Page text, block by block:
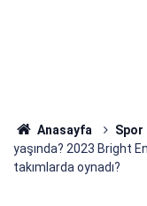
Anasayfa Spor
yaşında? 2023 Bright
takımlarda oynadı?